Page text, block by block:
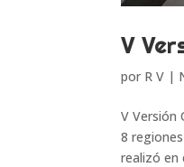
V
por R V |
V Versión
8
realizó en